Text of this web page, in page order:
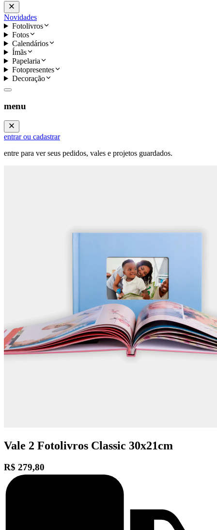
Novidades
Fotolivros
Fotos
Calendários
Ímãs
Papelaria
Fotopresentes
Decoração
menu
entrar ou cadastrar
entre para ver seus pedidos, vales e projetos guardados.
Vale 2 Fotolivros Classic 30x21cm
R$ 279,80